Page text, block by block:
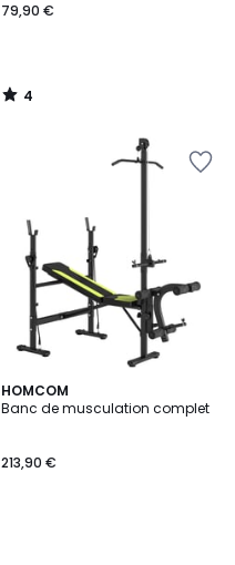
79,90 €
4
/
HOMCOM
Banc de musculation complet
213,90 €